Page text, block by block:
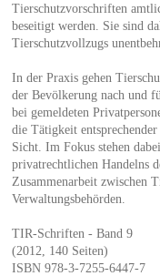
Tierschutzvorschriften
beseitigt werden. Sie sind
Tierschutzvollzugs
In der Praxis gehen
der Bevölkerung nach und
bei gemeldeten
die Tätigkeit
Sicht. Im Fokus stehen
privatrechtlichen Handelns
Zusammenarbeit zwischen
Verwaltungsbehörden.
TIR-Schriften - Band 9
(2012, 140 Seiten)
ISBN 978-3-7255-6447-7